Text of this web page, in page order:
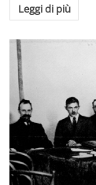
Leggi di più